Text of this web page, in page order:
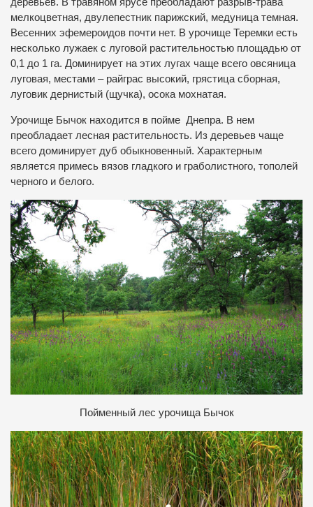
деревьев. В травяном ярусе преобладают разрыв-трава
мелкоцветная, двулепестник парижский, медуница темная.
Весенних эфемероидов почти нет. В урочище Теремки есть
несколько лужаек с луговой растительностью площадью от
0,1 до 1 га. Доминирует на этих лугах чаще всего овсяница
луговая, местами – райграс высокий, грястица сборная,
луговик дернистый (щучка), осока мохнатая.
Урочище Бычок находится в пойме Днепра. В нем
преобладает лесная растительность. Из деревьев чаще
всего доминирует дуб обыкновенный. Характерным
является примесь вязов гладкого и граболистного, тополей
черного и белого.
Пойменный лес урочища Бычок